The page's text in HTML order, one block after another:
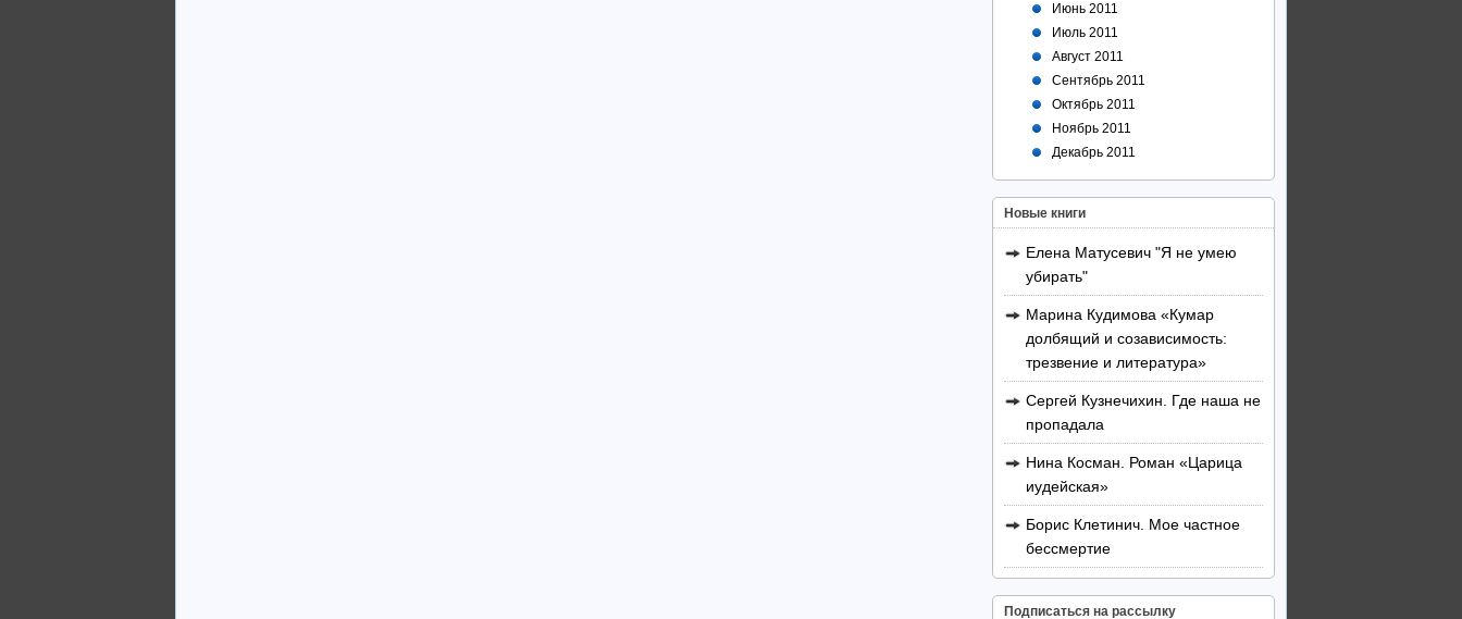
Июнь 2011
Июль 2011
Август 2011
Сентябрь 2011
Октябрь 2011
Ноябрь 2011
Декабрь 2011
Новые книги
Елена Матусевич "Я не умею
убирать"
Марина Кудимова «Кумар
долбящий и созависимость:
трезвение и литература»
Сергей Кузнечихин. Где наша не
пропадала
Нина Косман. Роман «Царица
иудейская»
Борис Клетинич. Мое частное
бессмертие
Подписаться на рассылку